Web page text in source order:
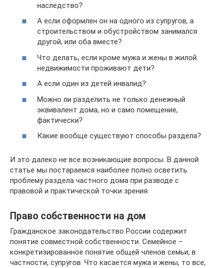
наследство?
А если оформлен он на одного из супругов, а
строительством и обустройством занимался
другой, или оба вместе?
Что делать, если кроме мужа и жены в жилой
недвижимости проживают дети?
А если один из детей инвалид?
Можно ли разделить не только денежный
эквивалент дома, но и само помещение,
фактически?
Какие вообще существуют способы раздела?
И это далеко не все возникающие вопросы. В данной
статье мы постараемся наиболее полно осветить
проблему раздела частного дома при разводе с
правовой и практической точки зрения.
Право собственности на дом
Гражданское законодательство России содержит
понятие совместной собственности. Семейное –
конкретизированное понятие общей членов семьи, в
частности, супругов. Что касается мужа и жены, то все,